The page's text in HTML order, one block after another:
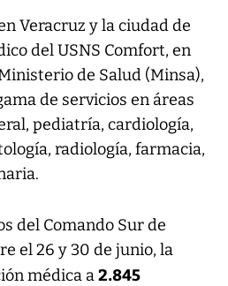
Veracruz y la ciudad de
del USNS Comfort, en
de Salud (Minsa),
de servicios en áreas
pediatría, cardiología,
radiología, farmacia,
del Comando Sur de
el 26 y 30 de junio, la
médica a2.845